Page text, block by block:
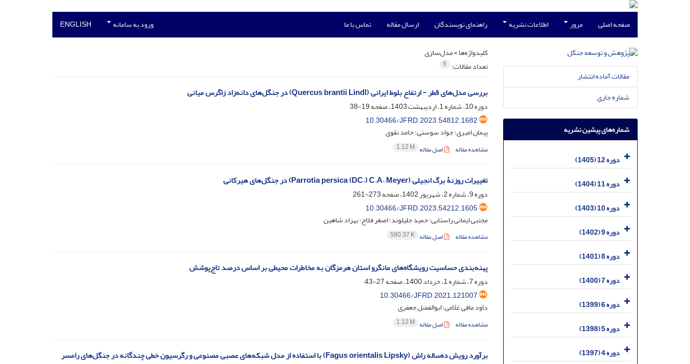
صفحه اصلی مرور اطلاعات نشریه راهنمای نویسندگان ارسال مقاله تماس با ما ورود به سامانه ENGLISH
کلیدواژه‌ها =مدل‌سازی
تعداد مقالات: 6
بررسی مدل‌های قطر - ارتفاع بلوط ایرانی (Quercus brantii Lindl) در جنگل‌های دانه‌زاد زاگرس میانی
دوره 10، شماره 1، اردیبهشت 1403، صفحه
19-38
10.30466/JFRD.2023.54812.1682
پیمان امیری؛ جواد سوسنی؛ حامد نقوی
مشاهده مقاله اصل مقاله 1.12 M
تغییرات روزنۀ برگ انجیلی (Parrotia persica (DC.) C.A. Meyer) در جنگل‌های هیرکانی
دوره 9، شماره 2، شهریور 1402، صفحه
273-261
10.30466/JFRD.2023.54212.1605
مجتبی ایمانی راستابی؛ حمید جلیلوند؛ اصغر فلاح؛ بهزاد شاهین
مشاهده مقاله اصل مقاله 580.37 K
پهنه‌بندی حساسیت رویشگاه‌های مانگرو استان هرمزگان به مخاطرات محیطی بر اساس درصد تاج‌پوشش
دوره 7، شماره 1، خرداد 1400، صفحه
27-43
10.30466/JFRD.2021.121007
داود مافی غلامی؛ ابوالفضل جعفری
مشاهده مقاله اصل مقاله 1.12 M
برآورد رویش ده‌ساله راش (Fagus orientalis Lipsky) با استفاده از مدل شبکه‌های عصبی مصنوعی و رگرسیون خطی چندگانه در جنگل‌های رامسر
مقالات آماده انتشار
شماره جاری
شماره‌های پیشین نشریه
دوره 12 (1405)
دوره 11 (1404)
دوره 10 (1403)
دوره 9 (1402)
دوره 8 (1401)
دوره 7 (1400)
دوره 6 (1399)
دوره 5 (1398)
دوره 4 (1397)